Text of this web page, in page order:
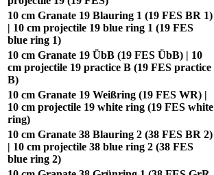
10 cm Granate 19 Blauring 1 (19 FES BR 1)
| 10 cm projectile 19 blue ring 1 (19 FES
blue ring 1)
10 cm Granate 19 ÜbB (19 FES ÜbB) | 10
cm projectile 19 practice B (19 FES practice
B)
10 cm Granate 19 Weißring (19 FES WR) |
10 cm projectile 19 white ring (19 FES white
ring)
10 cm Granate 38 Blauring 2 (38 FES BR 2)
| 10 cm projectile 38 blue ring 2 (38 FES
blue ring 2)